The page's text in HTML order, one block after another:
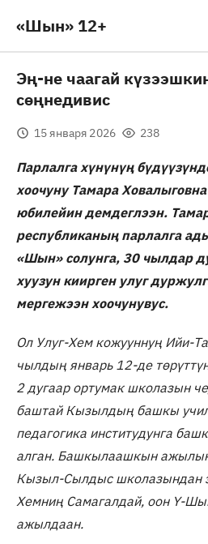
«Шын» 12+
Эң-не чаагай
сөңнедивис
15 января 2026 238
Парлалга хүнүнүң
хоочуну Тамара
юбилейин демдеглээн.
республиканың парлалга
«Шын» солунга, 30 чылдар
хуузун киирген улуг
мергежээн хоочунувус.
Ол Улуг-Хем кожууннуң Ийи-
чылдың январь 12-де
2 дугаар ортумак школазын
баштай Кызылдың башкы
педагогика институдунга
алган. Башкылаашкын
Кызыл-Сылдыс школазындан
Хемниң Самагалдай, оон Ү-
ажылдаан.